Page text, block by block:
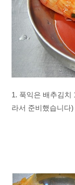
1. 푹익은 배추김치
라서 준비했습니다)